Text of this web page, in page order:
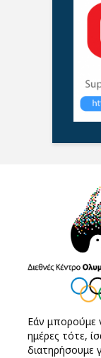
Εάν μπορούμε
ημέρες τότε,
διατηρήσουμε